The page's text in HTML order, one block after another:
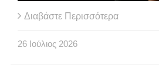
Διαβάστε Περισσότερα
26 Ιούλιος 2026